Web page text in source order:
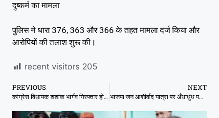
दुष्कर्म का मामला
पुलिस ने धारा 376, 363 और 366 के तहत मामला दर्ज किया और
आरोपियों की तलाश शुरू की।
recent visitors 205
PREVIOUS
कांग्रेस विधायक शशांक भार्गव गिरफ्तार हो गए, साथ ही 10 से ज्यादा कांग्रेसी नेताओं को भी पुलिस ने नजरबंद किया.
NEXT
भाजपा जन आशीर्वाद यात्रा पर अँधाधुंध पथराव, कैलाश विजयवर्गीय, मंत्री और विधायक बाल – बाल बचे, पुलिस फोर्स तैनात.